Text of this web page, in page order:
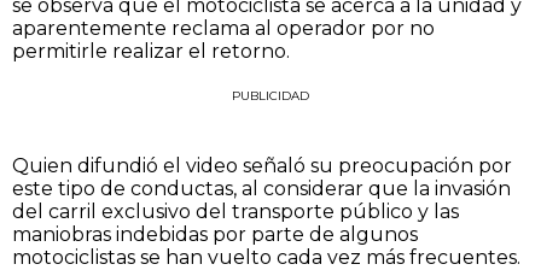
se observa que el motociclista se acerca a la unidad y
aparentemente reclama al operador por no
permitirle realizar el retorno.
PUBLICIDAD
Quien difundió el video señaló su preocupación por
este tipo de conductas, al considerar que la invasión
del carril exclusivo del transporte público y las
maniobras indebidas por parte de algunos
motociclistas se han vuelto cada vez más frecuentes.